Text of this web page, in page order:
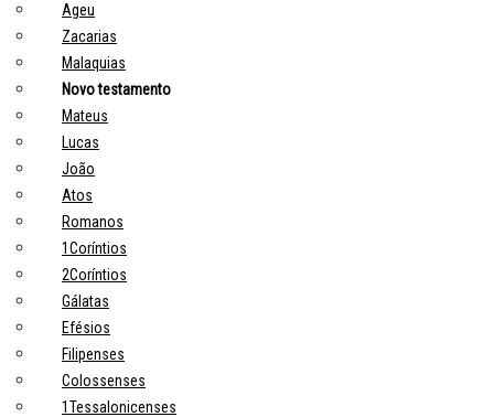
Ageu
Zacarias
Malaquias
Novo testamento
Mateus
Lucas
João
Atos
Romanos
1Coríntios
2Coríntios
Gálatas
Efésios
Filipenses
Colossenses
1Tessalonicenses